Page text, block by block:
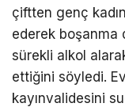
çiftten genç
ederek boşanma
sürekli alkol
ettiğini söyledi.
kayınvalidesini